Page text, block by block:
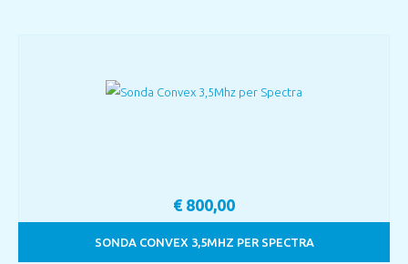
SONDA CONVEX 3,5MHZ PER SPECTRA
€ 800,00